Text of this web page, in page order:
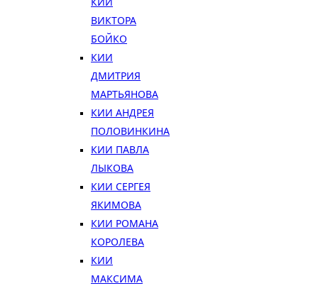
ВИКТОРА
БОЙКО
КИИ
ДМИТРИЯ
МАРТЬЯНОВА
КИИ АНДРЕЯ
ПОЛОВИНКИНА
КИИ ПАВЛА
ЛЫКОВА
КИИ СЕРГЕЯ
ЯКИМОВА
КИИ РОМАНА
КОРОЛЕВА
КИИ
МАКСИМА